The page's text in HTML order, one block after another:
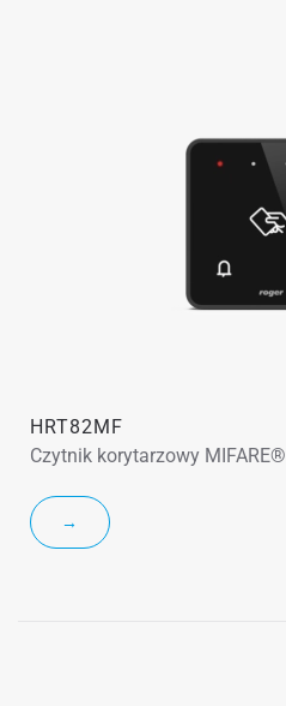
HRT82MF
Czytnik korytarzowy MIFARE®
→